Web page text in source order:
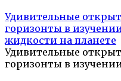
Удивительные
горизонты в
жидкости на планете
Удивительные
горизонты в